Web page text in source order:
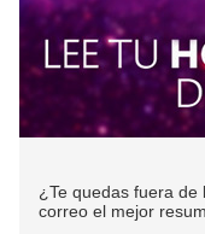
¿Te quedas fuera de
correo el mejor